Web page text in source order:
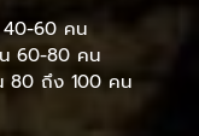
40-60 คน
น 60-80 คน
80 ถึง 100 คน